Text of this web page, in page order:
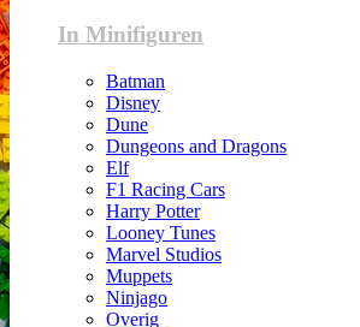
In Minifiguren
Batman
Disney
Dune
Dungeons and Dragons
Elf
F1 Racing Cars
Harry Potter
Looney Tunes
Marvel Studios
Muppets
Ninjago
Overig